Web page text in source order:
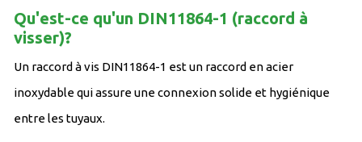
Qu'est-ce qu'un DIN11864-1 (raccord à
visser)?
Un raccord à vis DIN11864-1 est un raccord en acier
inoxydable qui assure une connexion solide et hygiénique
entre les tuyaux.